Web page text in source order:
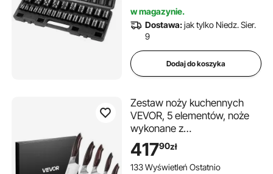
udarowe metryczne 10-36
mm
w magazynie.
Dostawa:jak tylko Niedz. Sier.
9
Dodaj do koszyka
Zestaw noży kuchennych
VEVOR, 5 elementów, noże
wykonane z
wysokowęglowej stali
nierdzewnej, trwałe i odporne
na rdzę, sztućce kuchenne z
41790zł
133 Wyświetleń Ostatnio